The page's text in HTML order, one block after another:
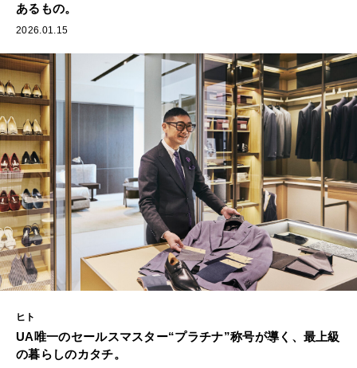
あるもの。
2026.01.15
ヒト
UA唯一のセールスマスター“プラチナ”称号が導く、最上級
の暮らしのカタチ。